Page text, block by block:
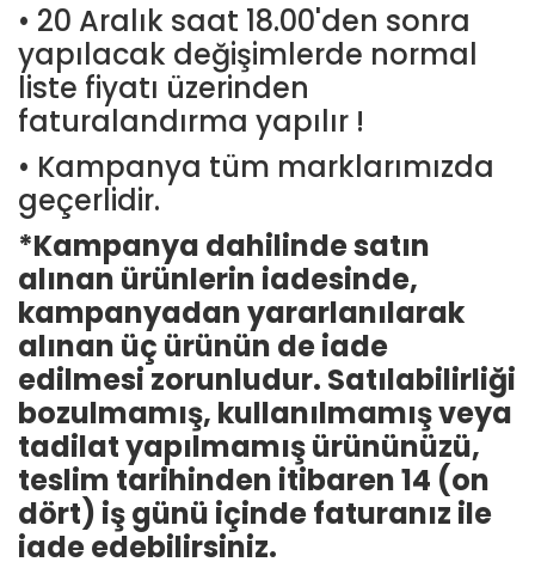
• 20 Aralık saat 18.00'den sonra
yapılacak değişimlerde normal
liste fiyatı üzerinden
faturalandırma yapılır !
• Kampanya tüm marklarımızda
geçerlidir.
*Kampanya dahilinde satın
alınan ürünlerin iadesinde,
kampanyadan yararlanılarak
alınan üç ürünün de iade
edilmesi zorunludur. Satılabilirliği
bozulmamış, kullanılmamış veya
tadilat yapılmamış ürününüzü,
teslim tarihinden itibaren 14 (on
dört) iş günü içinde faturanız ile
iade edebilirsiniz.